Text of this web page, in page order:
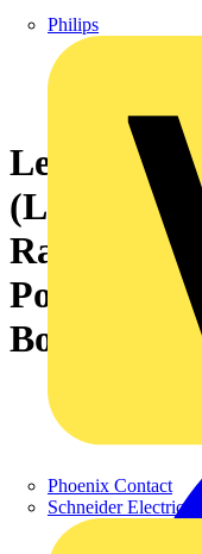
Philips
Phoenix Contact
Schneider Electric
Raster in
Polzahl: 3,
Box